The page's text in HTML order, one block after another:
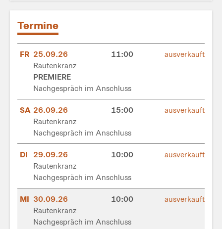
Termine
FR 25.09.26
11:00
Rautenkranz
PREMIERE
Nachgespräch im Anschluss
ausverkauft
SA 26.09.26
15:00
Rautenkranz
Nachgespräch im Anschluss
ausverkauft
DI 29.09.26
10:00
Rautenkranz
Nachgespräch im Anschluss
ausverkauft
MI 30.09.26
10:00
Rautenkranz
Nachgespräch im Anschluss
ausverkauft